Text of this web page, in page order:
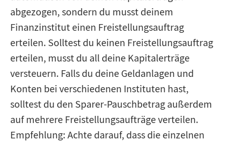
abgezogen, sondern du musst deinem
Finanzinstitut einen Freistellungsauftrag
erteilen. Solltest du keinen Freistellungsauftrag
erteilen, musst du all deine Kapitalerträge
versteuern. Falls du deine Geldanlagen und
Konten bei verschiedenen Instituten hast,
solltest du den Sparer-Pauschbetrag außerdem
auf mehrere Freistellungsaufträge verteilen.
Empfehlung: Achte darauf, dass die einzelnen